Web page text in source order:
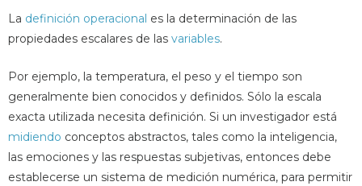
La definición operacional es la determinación de las
propiedades escalares de las variables.
Por ejemplo, la temperatura, el peso y el tiempo son
generalmente bien conocidos y definidos. Sólo la escala
exacta utilizada necesita definición. Si un investigador está
midiendo conceptos abstractos, tales como la inteligencia,
las emociones y las respuestas subjetivas, entonces debe
establecerse un sistema de medición numérica, para permitir